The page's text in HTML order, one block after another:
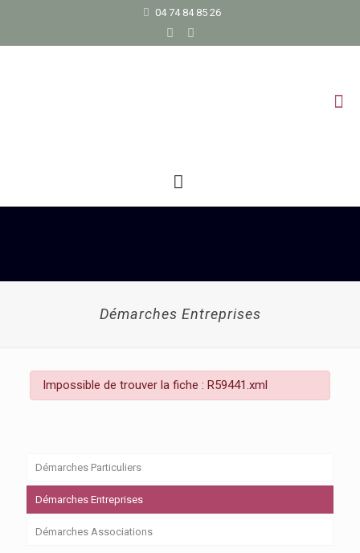
04 74 84 85 26
Démarches Entreprises
Impossible de trouver la fiche : R59441.xml
Démarches Particuliers
Démarches Entreprises
Démarches Associations